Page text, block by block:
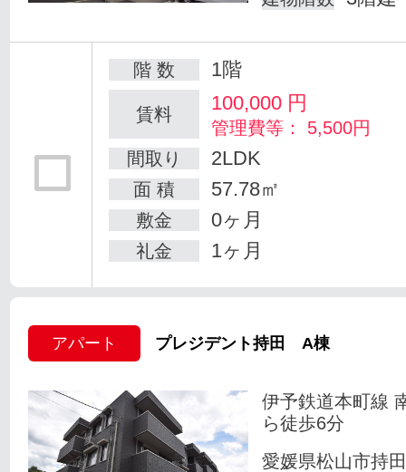
階 数 1階
賃料 100,000 円
管理費等： 5,500円
間取り
2LDK
面 積 57.78㎡
敷金 0ヶ月
礼金 1ヶ月
アパート プレジデント持田 A棟
伊予鉄道本町線
ら徒歩6分
愛媛県松山市持